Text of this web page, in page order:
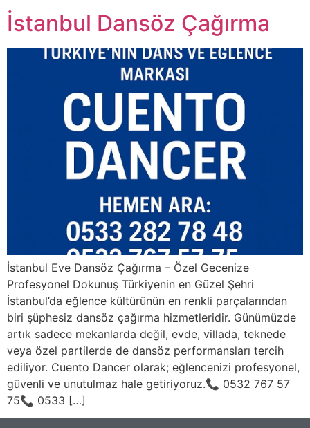
İstanbul Dansöz Çağırma
İstanbul Eve Dansöz Çağırma – Özel Gecenize
Profesyonel Dokunuş Türkiyenin en Güzel Şehri
İstanbul’da eğlence kültürünün en renkli parçalarından
biri şüphesiz dansöz çağırma hizmetleridir. Günümüzde
artık sadece mekanlarda değil, evde, villada, teknede
veya özel partilerde de dansöz performansları tercih
ediliyor. Cuento Dancer olarak; eğlencenizi profesyonel,
güvenli ve unutulmaz hale getiriyoruz.📞 0532 767 57
75📞 0533 […]